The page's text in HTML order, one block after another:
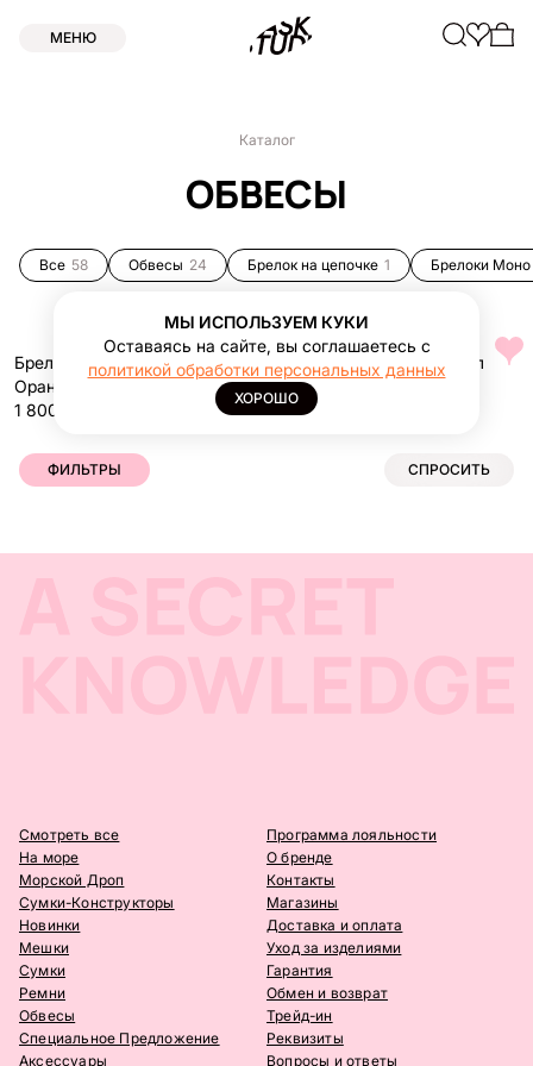
МЕНЮ
Каталог
ОБВЕСЫ
Все 58 Обвесы 24 Брелок на цепочке 1 Брелоки Моно
Брелок-ключница Смайл
Оранжевый
1 800 ₽
Брелок-ключница Смайл
Грушевый
1 800 ₽
ФИЛЬТРЫ
МЫ ИСПОЛЬЗУЕМ КУКИ
Оставаясь на сайте, вы соглашаетесь с
политикой обработки персональных данных
ХОРОШО
Смотреть все
На море
Морской Дроп
Сумки-Конструкторы
Новинки
Мешки
Сумки
Ремни
Обвесы
Специальное Предложение
Аксессуары
Программа лояльности
О бренде
Контакты
Магазины
Доставка и оплата
Уход за изделиями
Гарантия
Обмен и возврат
Трейд-ин
Реквизиты
Вопросы и ответы